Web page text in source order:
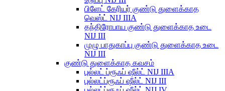
பிளேட் கேரியர் குண்டு துளைக்காத
வெஸ்ட் NIJ IIIA
தந்திரோபாய குண்டு துளைக்காத உடை
NIJ III
முழு பாதுகாப்பு குண்டு துளைக்காத உடை
NIJ III
குண்டு துளைக்காத கவசம்
புல்லட் ப்ரூஃப் ஷீல்ட் NIJ IIIA
புல்லட்ப்ரூஃப் ஷீல்ட் NIJ III